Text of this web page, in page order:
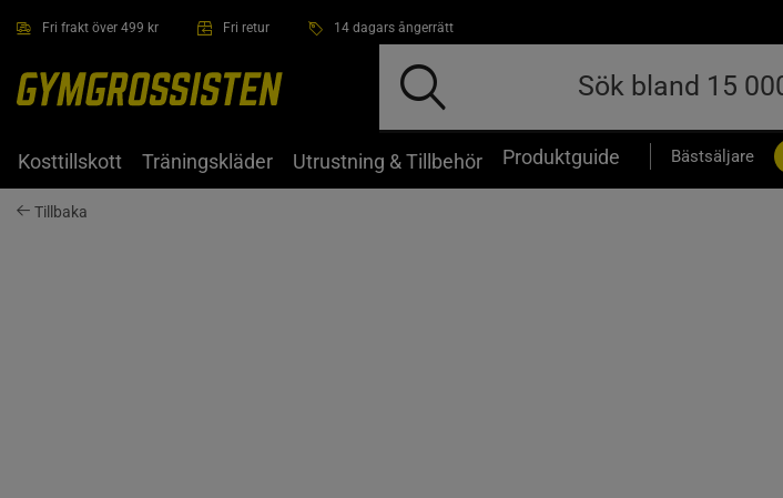
Fri frakt över 499 kr Fri retur 14 dagars ångerrätt
Kosttillskott Träningskläder Utrustning & Tillbehör Produktguide Bästsäljare
Tillbaka